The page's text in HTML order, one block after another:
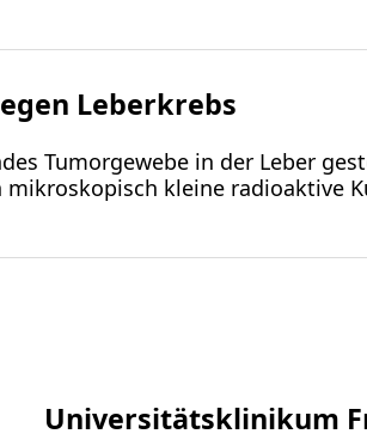
Leberkrebs
Tumorgewebe in der Leber
kleine radioaktive
Universitätsklinikum